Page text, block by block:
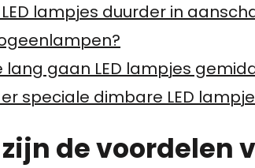
LED lampjes duurder in
lang gaan LED lampjes
er speciale dimbare LED
de voordelen